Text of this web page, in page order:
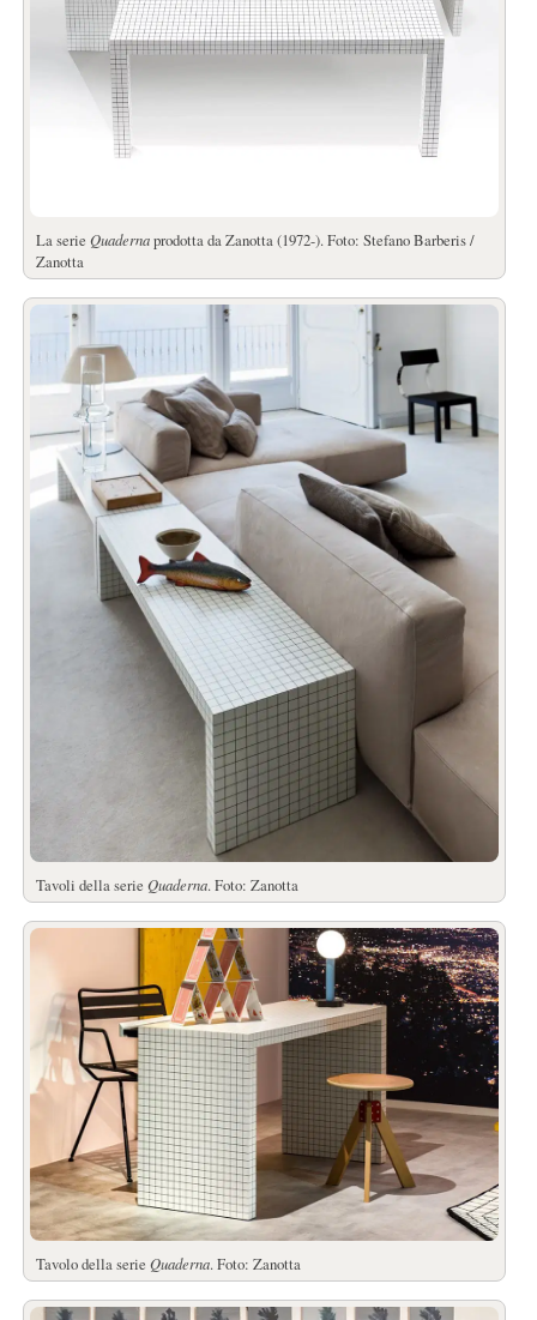
La serie Quadernaprodotta da Zanotta (1972-). Foto: Stefano Barberis /
Zanotta
Tavoli della serie Quaderna. Foto: Zanotta
Tavolo della serie Quaderna. Foto: Zanotta